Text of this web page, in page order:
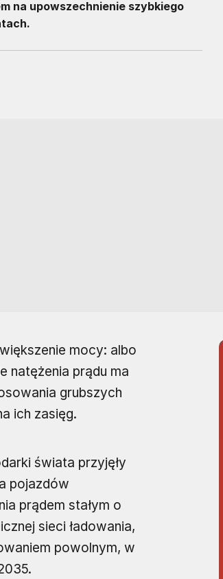
na upowszechnienie szybkiego
mocy: albo
natężenia prądu ma
grubszych
ich zasięg.
świata przyjęły
pojazdów
prądem stałym o
sieci ładowania,
powolnym, w